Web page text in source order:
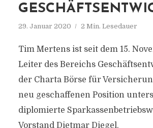
29. Januar 2020 2 Min. Lesedauer
Tim Mertens ist seit dem 15.
Leiter des Bereichs
der Charta Börse für
neu geschaffenen Position
diplomierte
Vorstand Dietmar Diegel.